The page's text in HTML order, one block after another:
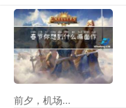
前夕，机场...